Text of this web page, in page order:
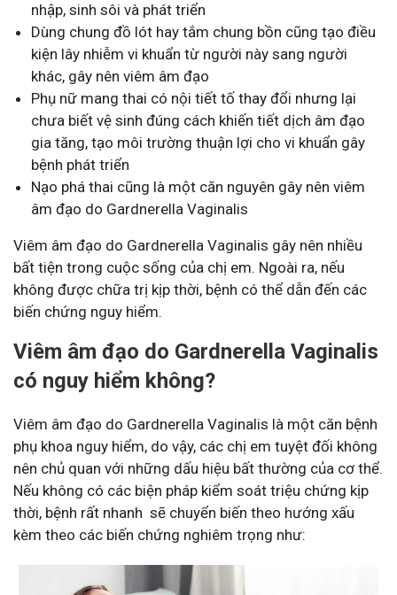
nhập, sinh sôi và phát triển
Dùng chung đồ lót hay tắm chung bồn cũng tạo điều
kiện lây nhiễm vi khuẩn từ người này sang người
khác, gây nên viêm âm đạo
Phụ nữ mang thai có nội tiết tố thay đổi nhưng lại
chưa biết vệ sinh đúng cách khiến tiết dịch âm đạo
gia tăng, tạo môi trường thuận lợi cho vi khuẩn gây
bệnh phát triển
Nạo phá thai cũng là một căn nguyên gây nên viêm
âm đạo do Gardnerella Vaginalis
Viêm âm đạo do Gardnerella Vaginalis gây nên nhiều
bất tiện trong cuộc sống của chị em. Ngoài ra, nếu
không được chữa trị kịp thời, bệnh có thể dẫn đến các
biến chứng nguy hiểm.
Viêm âm đạo do Gardnerella Vaginalis
có nguy hiểm không?
Viêm âm đạo do Gardnerella Vaginalis là một căn bệnh
phụ khoa nguy hiểm, do vậy, các chị em tuyệt đối không
nên chủ quan với những dấu hiệu bất thường của cơ thể.
Nếu không có các biện pháp kiểm soát triệu chứng kịp
thời, bệnh rất nhanh sẽ chuyển biến theo hướng xấu
kèm theo các biến chứng nghiêm trọng như: